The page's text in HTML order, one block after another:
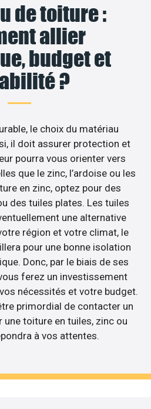
de toiture :
allier
budget et
?
le choix du matériau
il doit assurer protection et
pourra vous orienter vers
que le zinc, l’ardoise ou les
en zinc, optez pour des
des tuiles plates. Les tuiles
une alternative
région et votre climat, le
pour une bonne isolation
Donc, par le biais de ses
ferez un investissement
nécessités et votre budget.
primordial de contacter un
une toiture en tuiles, zinc ou
à vos attentes.